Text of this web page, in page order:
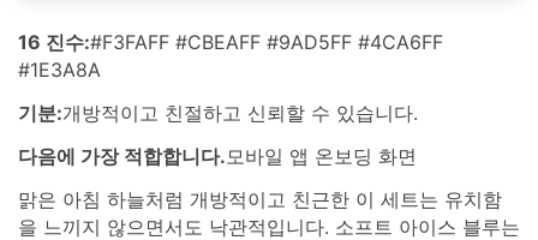
16 진수:#F3FAFF #CBEAFF #9AD5FF #4CA6FF
#1E3A8A
기분:개방적이고 친절하고 신뢰할 수 있습니다.
다음에 가장 적합합니다. 모바일 앱 온보딩 화면
맑은 아침 하늘처럼 개방적이고 친근한 이 세트는 유치함
을 느끼지 않으면서도 낙관적입니다. 소프트 아이스 블루는